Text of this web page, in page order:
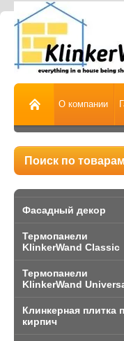
О компании
Поиск по товарам
Фасадный декор
Термопанели
KlinkerWand Classic
Термопанели
KlinkerWand
Клинкерная плитка
кирпич